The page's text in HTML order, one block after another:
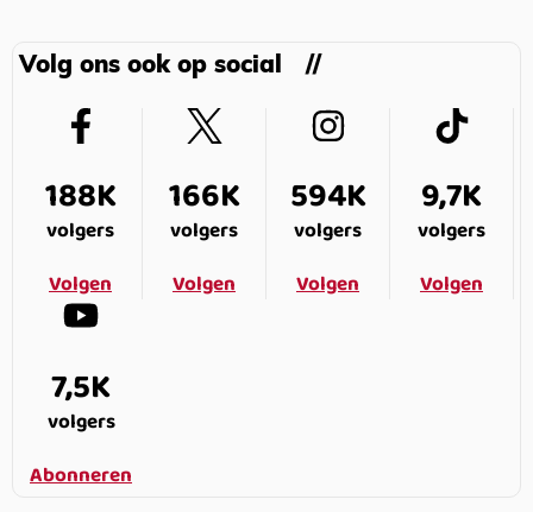
Volg ons ook op social
188K
volgers
Volgen
166K
volgers
Volgen
594K
volgers
Volgen
9,7K
volgers
Volgen
7,5K
volgers
Abonneren